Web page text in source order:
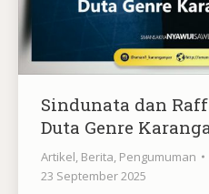
Sindunata dan
Duta Genre
Artikel Berita Pengumuman
23 September 2025